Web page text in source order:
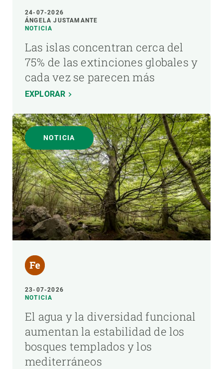
24-07-2026
ÁNGELA JUSTAMANTE
NOTICIA
Las islas concentran cerca del
75% de las extinciones globales y
cada vez se parecen más
EXPLORAR
NOTICIA
23-07-2026
NOTICIA
El agua y la diversidad funcional
aumentan la estabilidad de los
bosques templados y los
mediterráneos